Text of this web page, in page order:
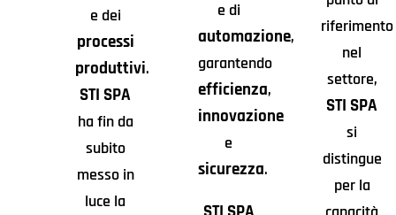
e dei
processi
produttivi.
STI SPA
ha fin da
subito
messo in
luce la
e di
automazione,
garantendo
efficienza,
innovazione
e
sicurezza.
riferimento
nel
settore,
STI SPA
si
distingue
per la